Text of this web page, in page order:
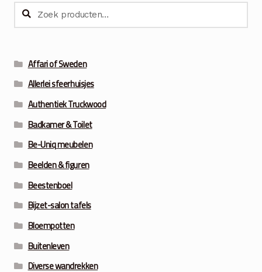
Zoeken
naar:
Zoeken
Affari of Sweden
Allerlei sfeerhuisjes
Authentiek Truckwood
Badkamer & Toilet
Be-Uniq meubelen
Beelden & figuren
Beestenboel
Bijzet-salon tafels
Bloempotten
Buitenleven
Diverse wandrekken